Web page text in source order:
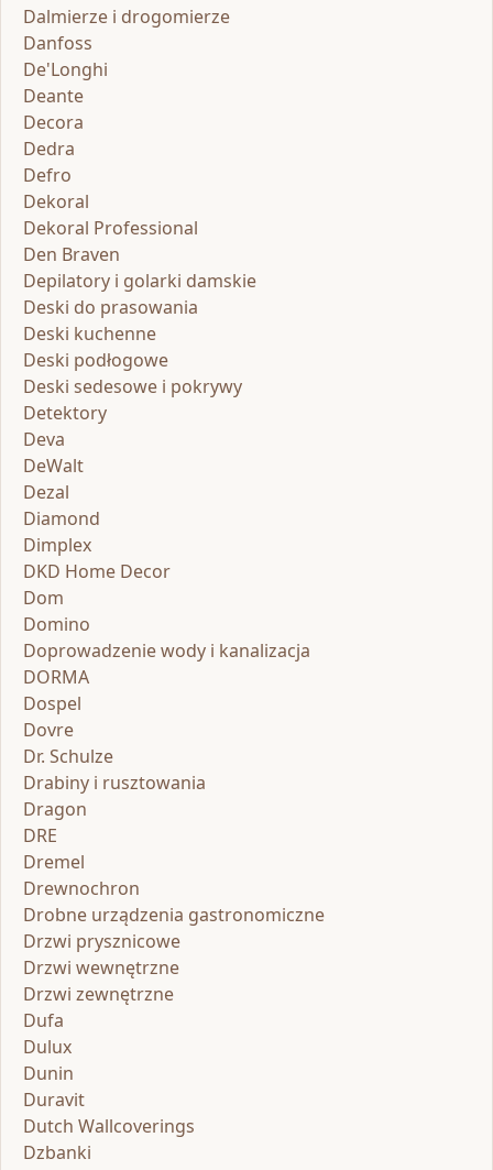
Dalmierze i drogomierze
Danfoss
De'Longhi
Deante
Decora
Dedra
Defro
Dekoral
Dekoral Professional
Den Braven
Depilatory i golarki damskie
Deski do prasowania
Deski kuchenne
Deski podłogowe
Deski sedesowe i pokrywy
Detektory
Deva
DeWalt
Dezal
Diamond
Dimplex
DKD Home Decor
Dom
Domino
Doprowadzenie wody i kanalizacja
DORMA
Dospel
Dovre
Dr. Schulze
Drabiny i rusztowania
Dragon
DRE
Dremel
Drewnochron
Drobne urządzenia gastronomiczne
Drzwi prysznicowe
Drzwi wewnętrzne
Drzwi zewnętrzne
Dufa
Dulux
Dunin
Duravit
Dutch Wallcoverings
Dzbanki